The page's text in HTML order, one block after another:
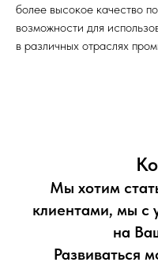
более высокое качество
возможности для
в различных отраслях
Мы хотим
клиентами, мы с
на
Развиваться